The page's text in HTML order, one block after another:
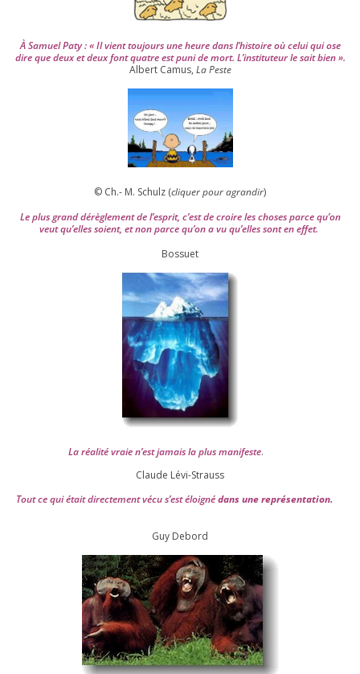
À Samuel Paty : « Il vient tou­jours une heure dans l’his­toire où celui qui ose
dire que deux et deux font quatre est puni de mort. L’instituteur le sait bien ».
Albert Camus, La Peste
© Ch.- M. Schulz (cli­quer pour agran­dir)
Le plus grand dérè­gle­ment de l’es­prit, c’est de croire les choses parce qu’on
veut qu’elles soient, et non parce qu’on a vu qu’elles sont en effet.
Bossuet
La réa­lité vraie n’est jamais la plus mani­feste.
Claude Lévi-Strauss
Tout ce qui était direc­te­ment vécu s’est éloi­gnédans une repré­sen­ta­tion.
Guy Debord